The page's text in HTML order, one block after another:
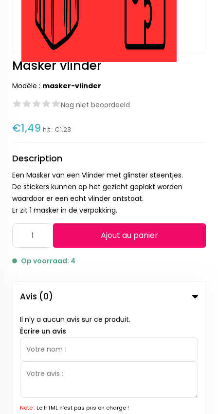
Masker vlinder
Modèle : masker-vlinder
Nog niet beoordeeld
€1,49 h.t : €1,23
Description
Een Masker van een Vlinder met glinster steentjes.
De stickers kunnen op het gezicht geplakt worden
waardoor er een echt vlinder ontstaat.
Er zit 1 masker in de verpakking.
Ajout au panier
Op voorraad: 4
Avis (0)
Il n’y a aucun avis sur ce produit.
Écrire un avis
Note :Le HTML n’est pas pris en charge !